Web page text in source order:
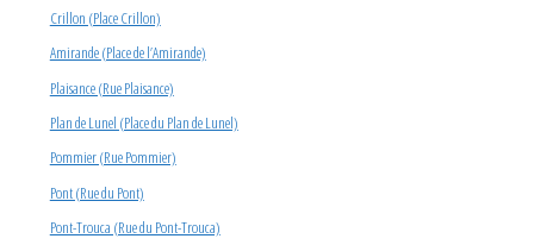
Crillon (Place Crillon)
Amirande (Place de l’Amirande)
Plaisance (Rue Plaisance)
Plan de Lunel (Place du Plan de Lunel)
Pommier (Rue Pommier)
Pont (Rue du Pont)
Pont-Trouca (Rue du Pont-Trouca)